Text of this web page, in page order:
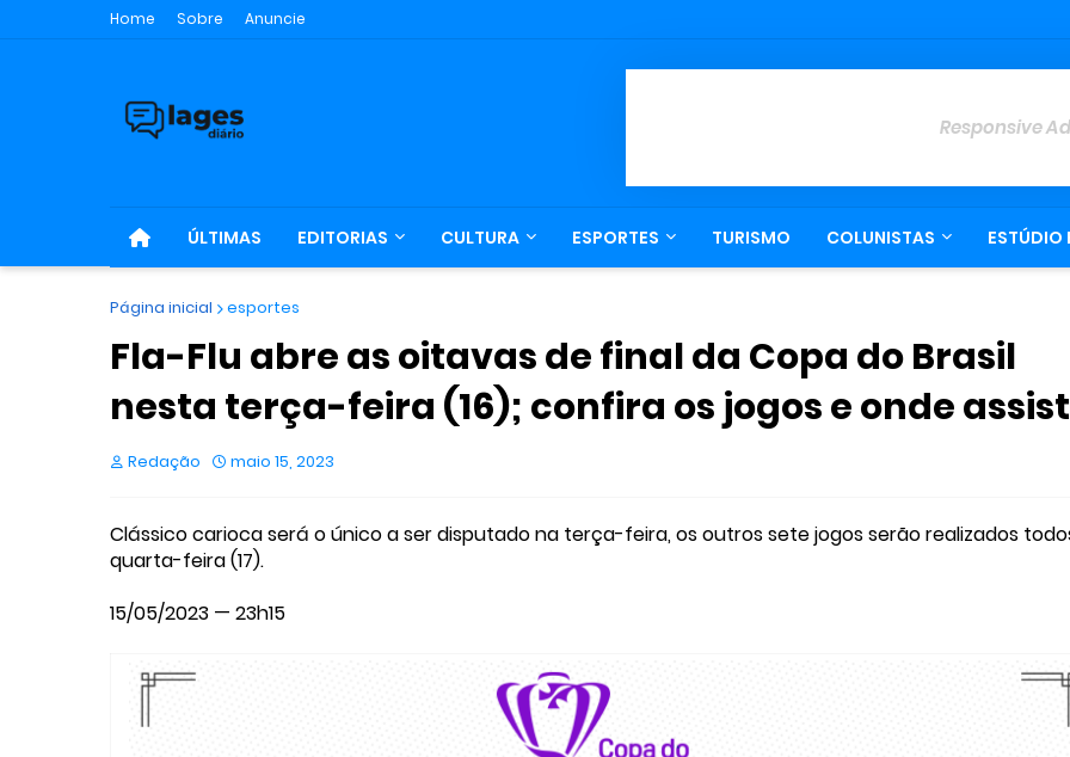
Home Sobre Anuncie
Responsive
ÚLTIMAS EDITORIAS CULTURA ESPORTES TURISMO COLUNISTAS ESTÚDIO
Página inicial esportes
Fla-Flu abre as oitavas de final da Copa do Brasil
nesta terça-feira (16); confira os jogos e onde
Redação maio 15, 2023
Clássico carioca será o único a ser disputado na terça-feira, os outros sete jogos serão realizados
quarta-feira (17).
15/05/2023 — 23h15